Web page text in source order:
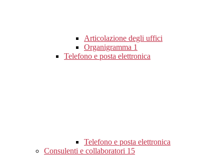
Articolazione degli uffici
Organigramma 1
Telefono e posta elettronica
Telefono e posta elettronica
Consulenti e collaboratori 15